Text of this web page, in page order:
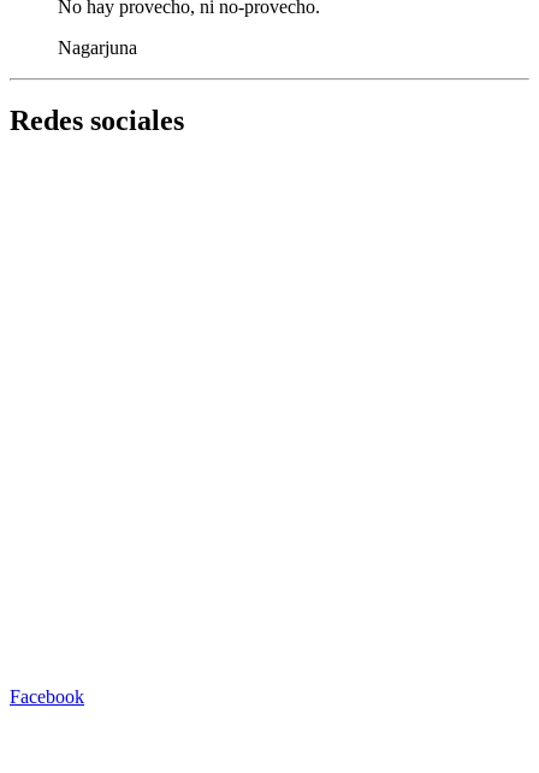
No hay provecho, ni no-provecho.
Nagarjuna
Redes sociales
Facebook